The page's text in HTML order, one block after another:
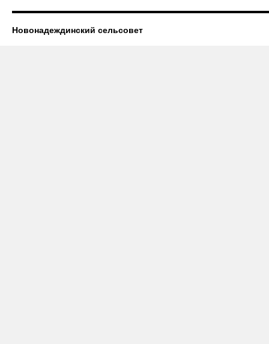
Новонадеждинский сельсовет